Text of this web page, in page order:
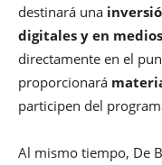
destinará una
digitales y en medios
directamente en el
proporcionará
participen del
Al mismo tiempo, De